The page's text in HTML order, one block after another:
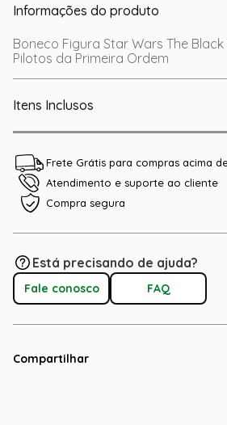
Informações do produto
Boneco Figura Star Wars The
Pilotos da Primeira Ordem
Itens Inclusos
Frete Grátis para compras acima
Atendimento e suporte ao cliente
Compra segura
Está precisando de ajuda?
Fale conosco FAQ
Compartilhar